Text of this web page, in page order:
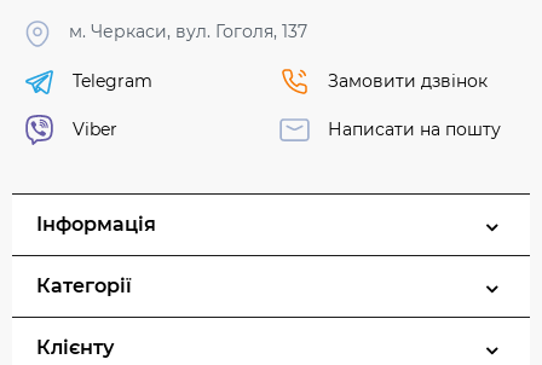
м. Черкаси, вул. Гоголя, 137
Telegram
Viber
Замовити дзвінок
Написати на пошту
Інформація
Категорії
Клієнту